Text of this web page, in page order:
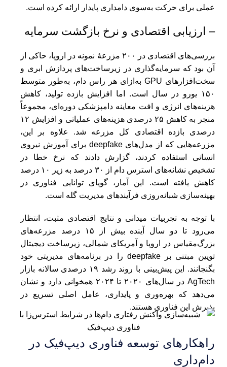
عملی برای حرکت به‌سوی دامداری پایدار ارائه کرده است.
– ارزیابی اقتصادی و نرخ بازگشت سرمایه
بررسی‌های اقتصادی در ۲۰۰ مزرعهٔ نمونه در اروپا، حاکی از
آن بود که سرمایه‌گذاری در زیرساخت‌های پردازش ابری و
سخت‌افزارهای GPU به‌ازای هر راس دام، به‌طور متوسط
۱۵۰ یورو در سال است. اما افزایش بازده تولید، کاهش
هزینه‌های انرژی و افت معاینه دامپزشکی دوره‌ای، مجموعاً
منجر به کاهش ۲۵ درصدی هزینه‌های عملیاتی و افزایش ۱۲
درصدی بازده اقتصادی کل مزرعه شد. علاوه بر این،
مزرعه‌هایی که از مدل‌های deepfake برای آموزش نیروی
انسانی استفاده کردند، گزارش دادند که نرخ خطا در
تشخیص نشانه‌های استرس دام از ۳۰ درصد به زیر ۱۰ درصد
کاهش یافته است. این آمار، گویای توانایی فناوری در
بهینه‌سازی شبانه‌روزی فرآیندهای مدیریت گله است.
با توجه به تجربیات میدانی و نتایج اقتصادی مثبت، انتظار
می‌رود تا دو سال آینده بیش از ۱۵ درصد مزرعه‌های
بزرگ‌مقیاس در اروپا و آمریکای شمالی، زیرساخت دیجیتال
تویین مبتنی بر deepfake را در برنامه‌های مدیریتی خود
بگنجانند. این پیش‌بینی با روند رشد ۱۹ درصدی سالانه بازار
AgTech در سال‌های ۲۰۲۰ تا ۲۰۲۴ همخوانی دارد و نشان
می‌دهد که بهره‌وری و پایداری، عامل اصلی تسریع در
پذیرش این فناوری هستند.
راهکارهای توسعه فناوری دیپ‌فیک در
دام‌داری